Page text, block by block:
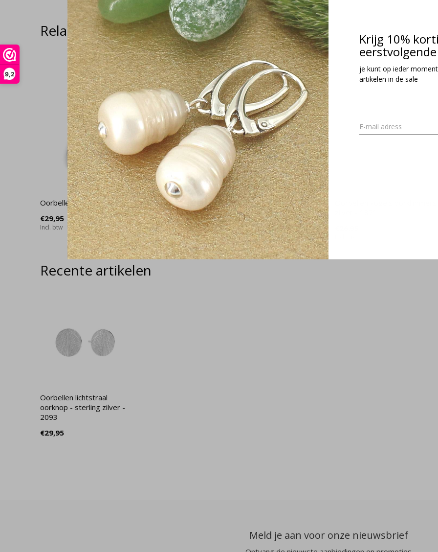
9,2
Krijg 10%
je kunt op ieder
artikelen in de sale
Related articles
Oorbellen sterling zilver - 2043
€29,95
Incl. btw
Ketting lichtstraal hanger sterling zilver
- 2095
€42,95
Incl. btw
Recente artikelen
Oorbellen lichtstraal
oorknop - sterling zilver -
2093
€29,95
Meld je aan voor onze nieuwsbrief